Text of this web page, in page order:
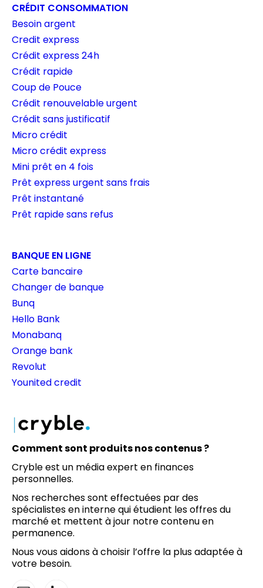
CRÉDIT CONSOMMATION
Besoin argent
Credit express
Crédit express 24h
Crédit rapide
Coup de Pouce
Crédit renouvelable urgent
Crédit sans justificatif
Micro crédit
Micro crédit express
Mini prêt en 4 fois
Prêt express urgent sans frais
Prêt instantané
Prêt rapide sans refus
BANQUE EN LIGNE
Carte bancaire
Changer de banque
Bunq
Hello Bank
Monabanq
Orange bank
Revolut
Younited credit
Comment sont produits nos contenus ?
Cryble est un média expert en finances
personnelles.
Nos recherches sont effectuées par des
spécialistes en interne qui étudient les offres du
marché et mettent à jour notre contenu en
permanence.
Nous vous aidons à choisir l’offre la plus adaptée à
votre besoin.